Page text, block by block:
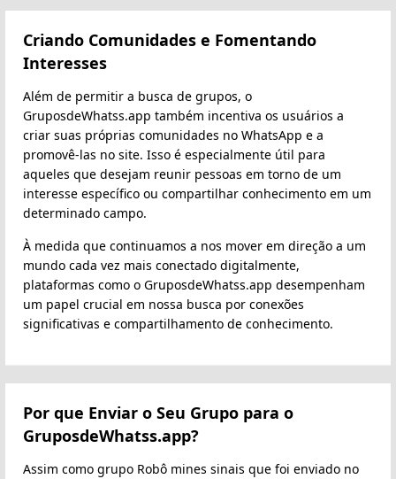
Criando Comunidades e Fomentando
Interesses
Além de permitir a busca de grupos, o
GruposdeWhatss.app também incentiva os usuários a
criar suas próprias comunidades no WhatsApp e a
promovê-las no site. Isso é especialmente útil para
aqueles que desejam reunir pessoas em torno de um
interesse específico ou compartilhar conhecimento em um
determinado campo.
À medida que continuamos a nos mover em direção a um
mundo cada vez mais conectado digitalmente,
plataformas como o GruposdeWhatss.app desempenham
um papel crucial em nossa busca por conexões
significativas e compartilhamento de conhecimento.
Por que Enviar o Seu Grupo para o
GruposdeWhatss.app?
Assim como grupo Robô mines sinais que foi enviado no